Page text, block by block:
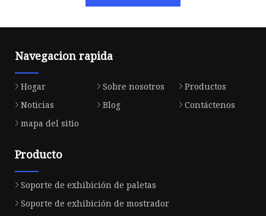
Navegacion rapida
Hogar Sobre nosotros
Productos
Noticias
Blog
Contáctenos
mapa del sitio
Producto
Soporte de exhibición de paletas
Soporte de exhibición de mostrador